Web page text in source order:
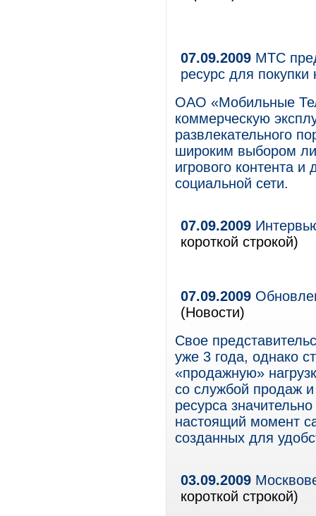
07.09.2009 МТС
ресурс для
ОАО «Мобильные
коммерческую
развлекательного
широким выбором
игрового контента
социальной сети.
07.09.2009
короткой строкой)
07.09.2009
(Новости)
Свое
уже 3 года, однако
«продажную»
со службой продаж
ресурса
настоящий момент
созданных для
03.09.2009
короткой строкой)